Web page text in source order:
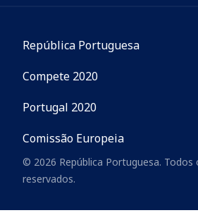
República Portuguesa
Compete 2020
Portugal 2020
Comissão Europeia
© 2026 República Portuguesa. Todos
reservados.